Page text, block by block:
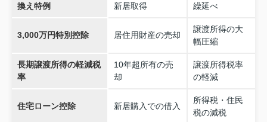
換え特例
新居取得
繰延べ
3,000万円特別控除 居住用財産の売却
譲渡所得の大
幅圧縮
長期譲渡所得の軽減税
率
10年超所有の売
却
譲渡所得税率
の軽減
住宅ローン控除 新居購入での借入
所得税・住民
税の減税